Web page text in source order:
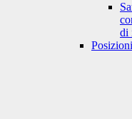
di